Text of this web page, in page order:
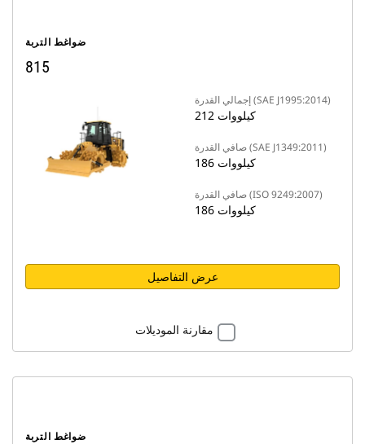
ضواغط التربة
815
إجمالي القدرة (SAE J1995:2014)
212 كيلووات
صافي القدرة (SAE J1349:2011)
186 كيلووات
صافي القدرة (ISO 9249:2007)
186 كيلووات
عرض التفاصيل
مقارنة الموديلات
ضواغط التربة